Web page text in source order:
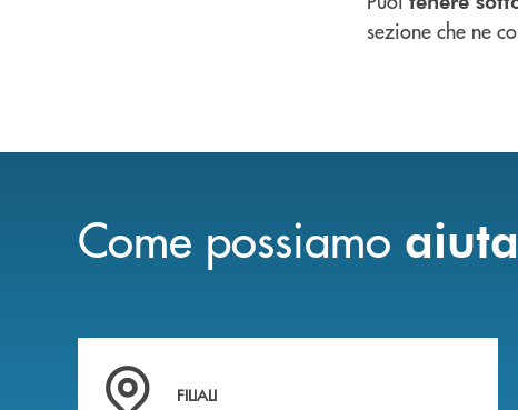
sezione che ne
Come possiamo
Trova la filiale più vicina a te
FILIALI